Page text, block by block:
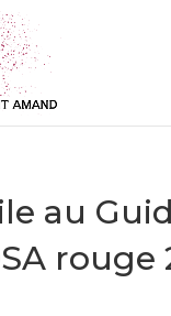
au
rouge